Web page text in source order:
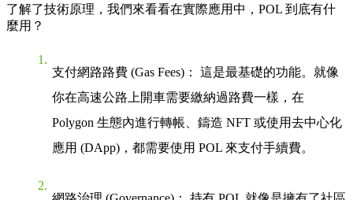
了解了技術原理，我們來看看在實際應用中，POL 到底有什
麼用？
支付網路路費 (Gas Fees) ： 這是最基礎的功能。就像
你在高速公路上開車需要繳納過路費一樣，在
Polygon 生態內進行轉帳、鑄造 NFT 或使用去中心化
應用 (DApp)，都需要使用 POL 來支付手續費。